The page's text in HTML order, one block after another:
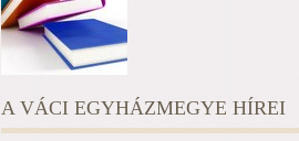
A VÁCI EGYHÁZMEGYE HÍREI